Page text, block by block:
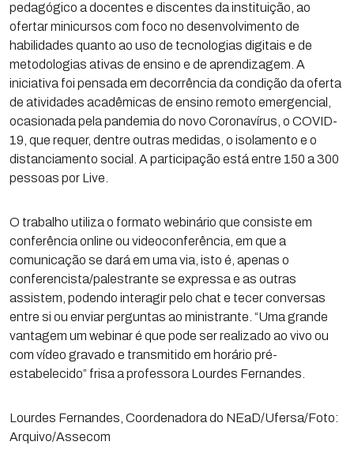
pedagógico a docentes e discentes da instituição, ao
ofertar minicursos com foco no desenvolvimento de
habilidades quanto ao uso de tecnologias digitais e de
metodologias ativas de ensino e de aprendizagem. A
iniciativa foi pensada em decorrência da condição da oferta
de atividades acadêmicas de ensino remoto emergencial,
ocasionada pela pandemia do novo Coronavírus, o COVID-
19, que requer, dentre outras medidas, o isolamento e o
distanciamento social. A participação está entre 150 a 300
pessoas por Live.
O trabalho utiliza o formato webinário que consiste em
conferência online ou videoconferência, em que a
comunicação se dará em uma via, isto é, apenas o
conferencista/palestrante se expressa e as outras
assistem, podendo interagir pelo chat e tecer conversas
entre si ou enviar perguntas ao ministrante. “Uma grande
vantagem um webinar é que pode ser realizado ao vivo ou
com vídeo gravado e transmitido em horário pré-
estabelecido” frisa a professora Lourdes Fernandes.
Lourdes Fernandes, Coordenadora do NEaD/Ufersa/Foto:
Arquivo/Assecom